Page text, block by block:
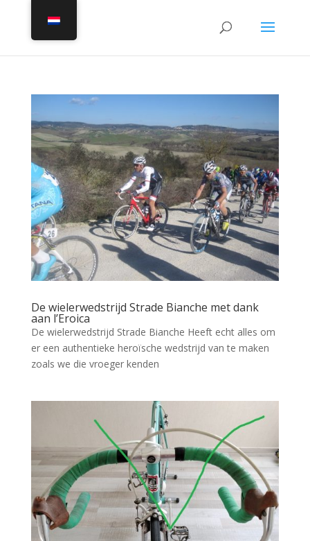
De wielerwedstrijd Strade Bianche met dank
aan l’Eroica
De wielerwedstrijd Strade Bianche Heeft echt alles om
er een authentieke heroïsche wedstrijd van te maken
zoals we die vroeger kenden